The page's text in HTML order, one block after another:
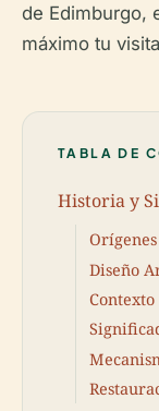
de Edimburgo,
máximo tu
TABLA DE
Historia y
Diseño